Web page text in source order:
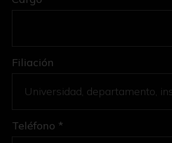
Filiación
Teléfono *